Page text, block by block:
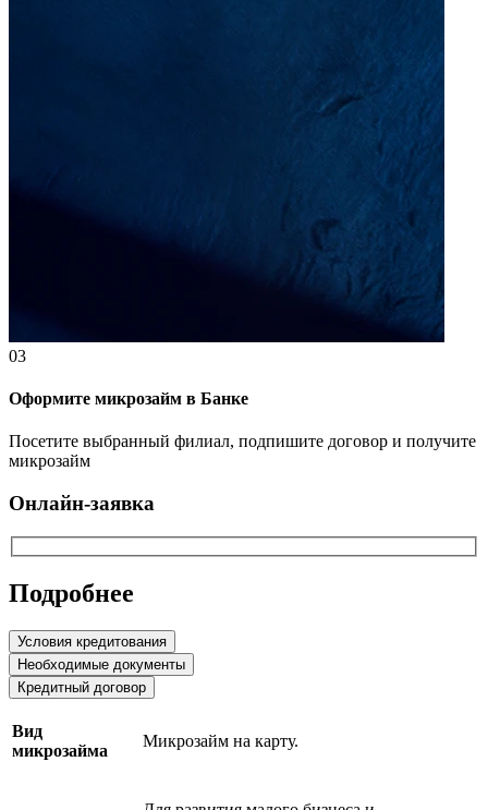
03
Оформите микрозайм в Банке
Посетите выбранный филиал, подпишите договор и получите
микрозайм
Онлайн-заявка
Подробнее
Условия кредитования
Необходимые документы
Кредитный договор
Вид
микрозайма
Микрозайм на карту.